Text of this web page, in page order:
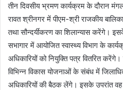
तीन दिवसीय भ्रमण कार्यक्रम के दौरान
रावत श्रीनगर में पीएम-श्री राजकीय
तथा सौन्दर्यीकरण का शिलान्यास करेंगे।
सभागार में आयोजित स्वास्थ्य विभाग के
अधिकारियों को नियुक्ति पत्र वितरित
विभिन्न विकास योजनाओं के संबंध में
अधिकारियों की बैठक लेंगे। इसके उपरांत वह